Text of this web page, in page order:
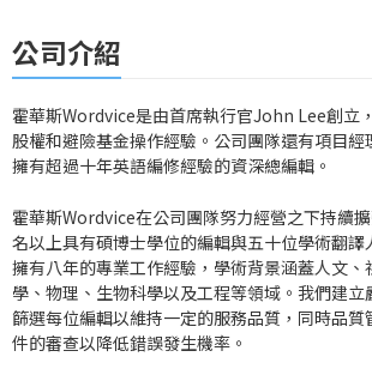
公司介紹
霍華斯Wordvice是由首席執行官John Lee創立
股權和避險基金操作經驗。公司團隊還有項目
擁有超過十年英語編修經驗的資深總編輯。
霍華斯Wordvice在公司團隊努力經營之下持續
名以上具有碩博士學位的編輯與五十位學術翻譯
擁有八年的專業工作經驗，學術背景涵蓋人文
學、物理、生物科學以及工程等領域。我們建
篩選每位編輯以維持一定的服務品質，同時品
件的審查以降低錯誤發生機率。